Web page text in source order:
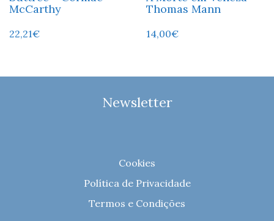
McCarthy
22,21€
Thomas Mann
14,00€
Newsletter
Cookies
Política de Privacidade
Termos e Condições